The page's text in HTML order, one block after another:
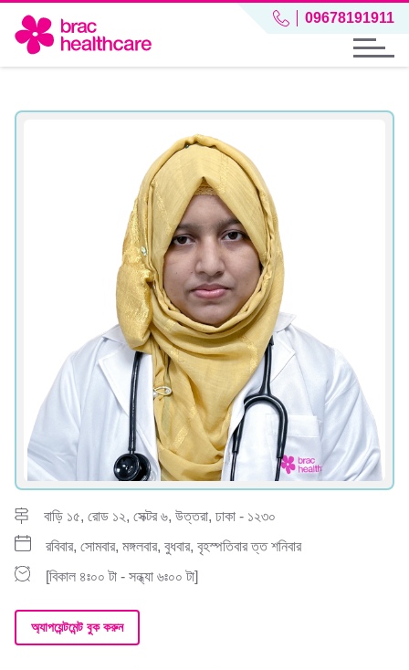
09678191911
বাড়ি ১৫, রোড ১২, সেক্টর ৬, উত্তরা, ঢাকা - ১২৩০
রবিবার, সোমবার, মঙ্গলবার, বুধবার, বৃহস্পতিবার ত্ত শনিবার
[বিকাল ৪ঃ০০ টা - সন্ধ্যা ৬ঃ০০ টা]
অ্যাপয়েন্টমেন্ট বুক করুন